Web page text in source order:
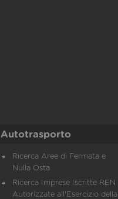
Autotrasporto
Ricerca Aree di Fermata e
Nulla Osta
Ricerca Imprese Iscritte REN
Autorizzate all'Esercizio della